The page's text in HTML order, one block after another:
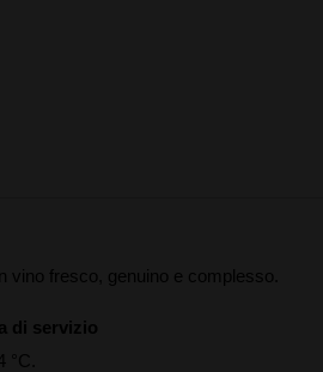
vino fresco, genuino e complesso.
di servizio
°C.